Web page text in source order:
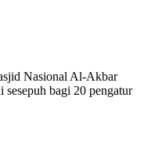
Nasional Al-Akbar
bagi 20 pengatur